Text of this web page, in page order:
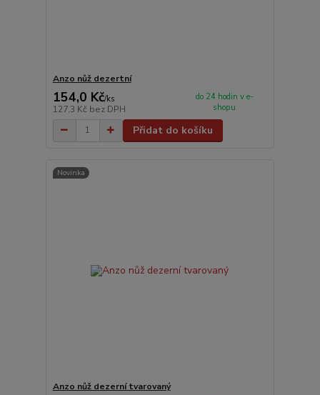
Anzo nůž dezertní
154,0 Kč/ks
127,3 Kč bez DPH
do 24 hodin v e-
shopu
Přidat do košíku
Novinka
Anzo nůž dezerní tvarovaný